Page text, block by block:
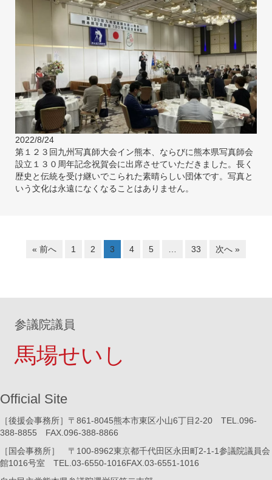
2022/8/24
第１２３回九州写真師大会イン熊本、ならびに熊本県写真師会
設立１３０周年記念祝賀会に出席させていただきました。長く
歴史と伝統を受け継いでこられた素晴らしい団体です。写真と
いう文化は永遠になくなることはありません。
« 前へ 1 2 3 4 5 … 33 次へ »
参議院議員
馬場せいし
Official Site
［後援会事務所］〒861-8045熊本市東区小山6丁目2-20 TEL.096-
388-8855 FAX.096-388-8866
［国会事務所］ 〒100-8962東京都千代田区永田町2-1-1参議院議員会
館1016号室 TEL.03-6550-1016FAX.03-6551-1016